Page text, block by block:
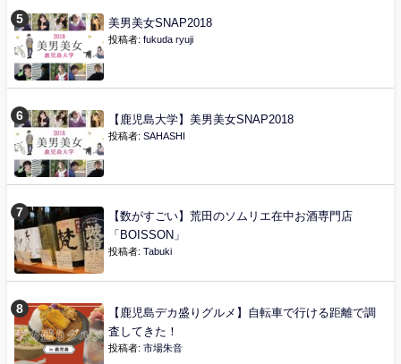
美男美女SNAP2018
投稿者: fukuda ryuji
【鹿児島大学】美男美女SNAP2018
投稿者: SAHASHI
【数がすごい】荒田のソムリエ在中お酒専門店
「BOISSON」
投稿者: Tabuki
【鹿児島デカ盛りグルメ】自転車で行ける距離で調
査してきた！
投稿者: 市場朱音